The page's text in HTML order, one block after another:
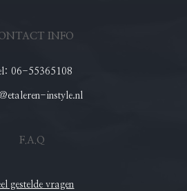
INFO
06-55365108
instyle.nl
F.A.Q
gestelde vragen